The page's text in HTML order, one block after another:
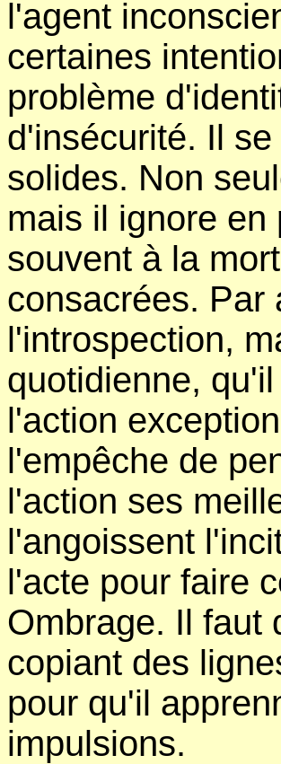
l'agent
certaines
problème
d'insécurité. Il
solides. Non
mais il ignore
souvent à la
consacrées. Par
l'introspection,
quotidienne,
l'action
l'empêche de
l'action ses
l'angoissent
l'acte pour faire
Ombrage. Il faut
copiant des
pour qu'il
impulsions.